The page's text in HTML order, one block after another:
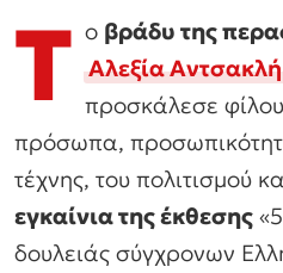
Τ ο βράδυ της
Αλεξία Αντσακλή
προσκάλεσε
πρόσωπα,
τέχνης, του πολιτισμού
εγκαίνια της έκθεσης
δουλειάς σύγχρονων